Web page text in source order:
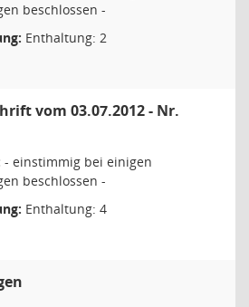
beschlossen -
Enthaltung: 2
vom 03.07.2012 - Nr.
- einstimmig bei einigen
beschlossen -
Enthaltung: 4